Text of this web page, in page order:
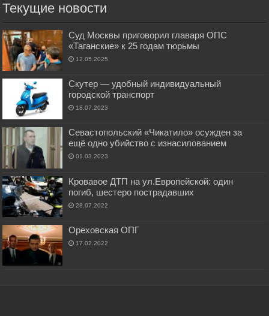
Текущие новости
Суд Москвы приговорил главаря ОПС
«Таганские» к 25 годам тюрьмы
12.05.2025
Скутер — удобный индивидуальный
городской транспорт
18.07.2023
Севастопольский «Чикатило» осужден за
ещё одно убийство с изнасилованием
01.03.2023
Кровавое ДТП на ул.Европейской: один
погиб, шестеро пострадавших
28.07.2022
Ореховская ОПГ
17.02.2022